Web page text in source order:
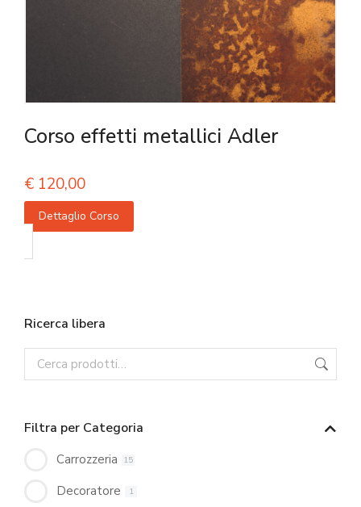
Corso effetti metallici Adler
€ 120,00
Dettaglio Corso
Ricerca libera
Filtra per Categoria
Carrozzeria 15
Decoratore 1